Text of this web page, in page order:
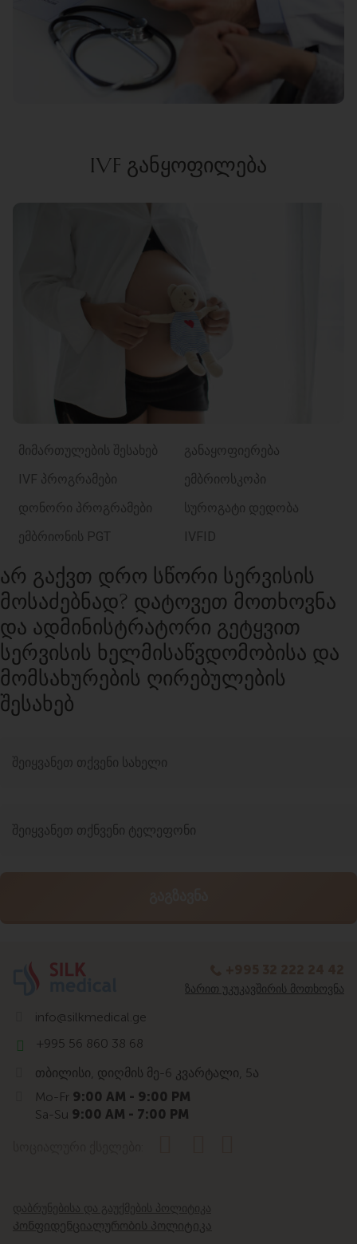
IVF ᲒᲐᲜᲧᲝᲤᲘᲚᲔᲑᲐ
მიმართულების შესახებ
IVF პროგრამები
დონორი პროგრამები
ემბრიონის PGT
განაყოფიერება
ემბრიოსკოპი
სუროგატი დედობა
IVFID
ᲐᲠ ᲒᲐᲥᲕᲗ ᲓᲠᲝ ᲡᲬᲝᲠᲘ ᲡᲔᲠᲕᲘᲡᲘᲡ
ᲛᲝᲡᲐᲫᲔᲑᲜᲐᲓ? ᲓᲐᲢᲝᲕᲔᲗ ᲛᲝᲗᲮᲝᲕᲜᲐ
ᲓᲐ ᲐᲓᲛᲘᲜᲘᲡᲢᲠᲐᲢᲝᲠᲘ ᲒᲔᲢᲧᲕᲘᲗ
ᲡᲔᲠᲕᲘᲡᲘᲡ ᲮᲔᲚᲛᲘᲡᲐᲬᲕᲓᲝᲛᲝᲑᲘᲡᲐ ᲓᲐ
ᲛᲝᲛᲡᲐᲮᲣᲠᲔᲑᲘᲡ ᲦᲘᲠᲔᲑᲣᲚᲔᲑᲘᲡ
ᲨᲔᲡᲐᲮᲔᲑ
ᲖᲐᲠᲘᲗ ᲣᲙᲣᲙᲐᲕᲨᲘᲠᲘᲡ ᲛᲝᲗᲮᲝᲕᲜᲐ
info@silkmedical.ge
+995 56 860 38 68
თბილისი, დიღმის მე-6 კვარტალი, 5ა
Mo-Fr 9:00 AM - 9:00 PM
Sa-Su 9:00 AM - 7:00 PM
დაბრუნებისა და გაუქმების პოლიტიკა
Კონფიდენციალურობის პოლიტიკა